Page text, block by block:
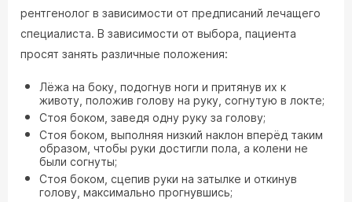
рентгенолог в зависимости от предписаний лечащего
специалиста. В зависимости от выбора, пациента
просят занять различные положения:
Лёжа на боку, подогнув ноги и притянув их к
животу, положив голову на руку, согнутую в локте;
Стоя боком, заведя одну руку за голову;
Стоя боком, выполняя низкий наклон вперёд таким
образом, чтобы руки достигли пола, а колени не
были согнуты;
Стоя боком, сцепив руки на затылке и откинув
голову, максимально прогнувшись;